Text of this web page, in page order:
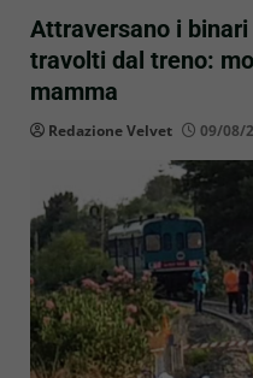
Attraversano i
travolti dal treno:
mamma
Redazione Velvet 09/08/